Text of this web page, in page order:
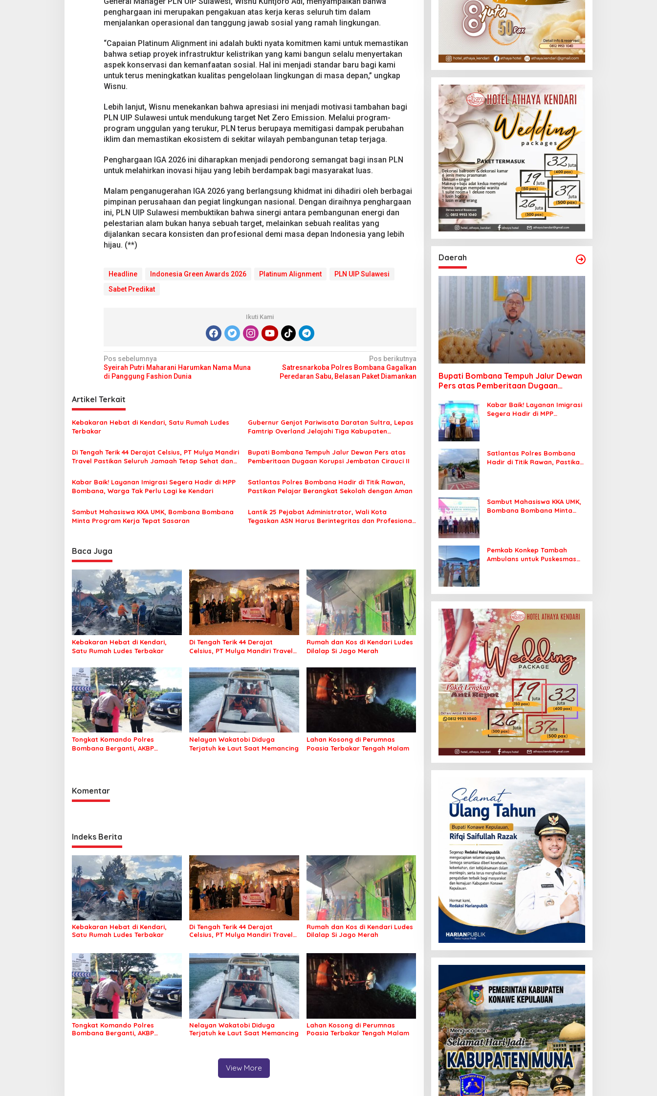
a
d
2
0
2
penghargaan ini merupakan pengakuan atas kerja keras seluruh tim dalam
menjalankan operasional dan tanggung jawab sosial yang ramah lingkungan.
“Capaian Platinum Alignment ini adalah bukti nyata komitmen kami untuk memastikan
bahwa setiap proyek infrastruktur kelistrikan yang kami bangun selalu menyertakan
aspek konservasi dan kemanfaatan sosial. Hal ini menjadi standar baru bagi kami
untuk terus meningkatkan kualitas pengelolaan lingkungan di masa depan,” ungkap
Wisnu.
Lebih lanjut, Wisnu menekankan bahwa apresiasi ini menjadi motivasi tambahan bagi
PLN UIP Sulawesi untuk mendukung target Net Zero Emission. Melalui program-
program unggulan yang terukur, PLN terus berupaya memitigasi dampak perubahan
iklim dan memastikan ekosistem di sekitar wilayah pembangunan tetap terjaga.
Penghargaan IGA 2026 ini diharapkan menjadi pendorong semangat bagi insan PLN
untuk melahirkan inovasi hijau yang lebih berdampak bagi masyarakat luas.
Malam penganugerahan IGA 2026 yang berlangsung khidmat ini dihadiri oleh berbagai
pimpinan perusahaan dan pegiat lingkungan nasional. Dengan diraihnya penghargaan
ini, PLN UIP Sulawesi membuktikan bahwa sinergi antara pembangunan energi dan
pelestarian alam bukan hanya sebuah target, melainkan sebuah realitas yang
dijalankan secara konsisten dan profesional demi masa depan Indonesia yang lebih
hijau. (**)
Headline Indonesia Green Awards 2026 Platinum Alignment
PLN UIP Sulawesi
Sabet Predikat
Ikuti Kami
N
a
i
g
a
i
o
s
Pos sebelumnya
Syeirah Putri Maharani Harumkan Nama Muna
di Panggung Fashion Dunia
Pos berikutnya
Satresnarkoba Polres Bombana Gagalkan
Peredaran Sabu, Belasan Paket Diamankan
Artikel Terkait
Kebakaran Hebat di Kendari, Satu Rumah Ludes
Terbakar
Gubernur Genjot Pariwisata Daratan Sultra, Lepas
Famtrip Overland Jelajahi Tiga Kabupaten
Di Tengah Terik 44 Derajat Celsius, PT Mulya Mandiri
Travel Pastikan Seluruh Jamaah Tetap Sehat dan
Bupati Bombana Tempuh Jalur Dewan Pers atas
Pemberitaan Dugaan Korupsi Jembatan Cirauci II
Kabar Baik! Layanan Imigrasi Segera Hadir di MPP
Bombana, Warga Tak Perlu Lagi ke Kendari
Satlantas Polres Bombana Hadir di Titik Rawan,
Pastikan Pelajar Berangkat Sekolah dengan Aman
Sambut Mahasiswa KKA UMK, Bombana Bombana
Minta Program Kerja Tepat Sasaran
Lantik 25 Pejabat Administrator, Wali Kota
Tegaskan ASN Harus Berintegritas dan Profesional
Baca Juga
Kebakaran Hebat di Kendari,
Satu Rumah Ludes Terbakar
Di Tengah Terik 44 Derajat
Celsius, PT Mulya Mandiri Travel
Sehat dan Nyaman Beribadah
Rumah dan Kos di Kendari Ludes
Dilalap Si Jago Merah
Tongkat Komando Polres
Bombana Berganti, AKBP
Nelayan Wakatobi Diduga
Terjatuh ke Laut Saat Memancing
Lahan Kosong di Perumnas
Poasia Terbakar Tengah Malam
Komentar
Indeks Berita
Kebakaran Hebat di Kendari,
Satu Rumah Ludes Terbakar
Di Tengah Terik 44 Derajat
Celsius, PT Mulya Mandiri Travel
Rumah dan Kos di Kendari Ludes
Dilalap Si Jago Merah
Tongkat Komando Polres
Bombana Berganti, AKBP
Nelayan Wakatobi Diduga
Terjatuh ke Laut Saat Memancing
Lahan Kosong di Perumnas
Poasia Terbakar Tengah Malam
View More
Daerah
Bupati Bombana Tempuh Jalur Dewan
Pers atas Pemberitaan Dugaan
Kabar Baik! Layanan Imigrasi
Segera Hadir di MPP
Satlantas Polres Bombana
Hadir di Titik Rawan, Pastikan
Sambut Mahasiswa KKA UMK,
Bombana Bombana Minta
Pemkab Konkep Tambah
Ambulans untuk Puskesmas